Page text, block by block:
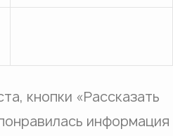
кнопки «Рассказать
информация